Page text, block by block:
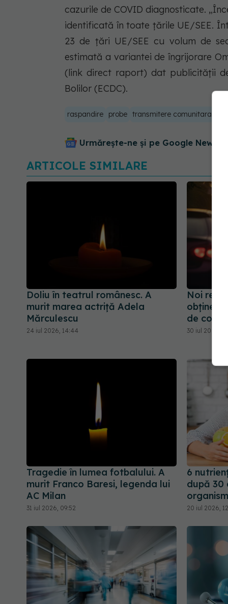
cazurile de COVID diagnosticate.
identificată în toate țările UE/SEE.
23 de țări UE/SEE cu volum de
estimată a variantei de îngrijorare
(link direct raport) dat publicității
Bolilor (ECDC).
raspandire probe transmitere comunitara
Urmărește-ne și pe Google News -
ARTICOLE SIMILARE
Doliu în teatrul românesc. A
murit marea actriță Adela
Mărculescu
24 iul 2026, 14:44
Noi
de
30 iul 2026,
Tragedie în lumea fotbalului. A
murit Franco Baresi, legenda lui
AC Milan
31 iul 2026, 09:52
6
după 30
20 iul 2026,